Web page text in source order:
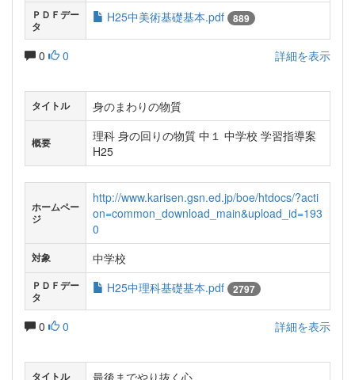
ＰＤＦデー
タ
H25中美術基礎基本.pdf 889
0 0 詳細を表示
タイトル 身のまわりの物質
概要
理科 身の回りの物質 中１ 中学校 学習指導案
H25
ホームペー
ジ
http://www.karisen.gsn.ed.jp/boe/htdocs/?acti
on=common_download_main&upload_id=193
0
対象 中学校
ＰＤＦデー
タ
H25中理科基礎基本.pdf 2797
0 0 詳細を表示
タイトル 最後までやり抜く心